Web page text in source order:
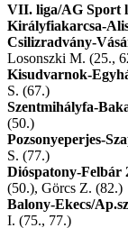
VII. liga/AG Sport
Királyfiakarcsa-
Csilizradvány-
Losonszki M. (25.,
Kisudvarnok-
S. (67.)
Szentmihályfa-
(50.)
Pozsonyeperjes-
S. (77.)
Dióspatony-Felbár
(50.), Görcs Z. (82.)
Balony-Ekecs/
I. (75., 77.)